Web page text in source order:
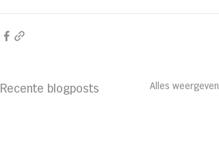
Recente blogposts Alles weergeven